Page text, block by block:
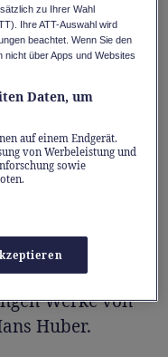
29. September
drei
Stage —
— Schweizer
— Heimatklänge»
sowie das
von Lena-
Werke von
Huber.
zu Ihrer Wahl
Ihre ATT-Auswahl wird
beachtet. Wenn Sie den
nicht über Apps und Websites
Daten, um
auf einem Endgerät.
von Werbeleistung und
sowie